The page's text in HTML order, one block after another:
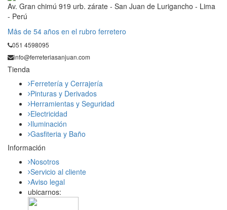
Av. Gran chimú 919 urb. zárate - San Juan de Lurigancho - Lima
- Perú
Mås de 54 años en el rubro ferretero
051 4598095
info@ferreteriasanjuan.com
Tienda
Ferretería y Cerrajería
Pinturas y Derivados
Herramientas y Seguridad
Electricidad
Iluminación
Gasfiteria y Baño
Información
Nosotros
Servicio al cliente
Aviso legal
ubicarnos: